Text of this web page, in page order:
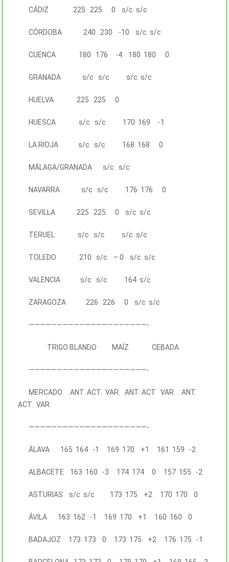
CÁDIZ 225 225 0 s/c s/c
CÓRDOBA 240 230 -10 s/c s/c
CUENCA 180 176 -4 180 180 0
GRANADA s/c s/c s/c s/c
HUELVA 225 225 0
HUESCA s/c s/c 170 169 -1
LA RIOJA s/c s/c 168 168 0
MÁLAGA/GRANADA s/c s/c
NAVARRA s/c s/c 176 176 0
SEVILLA 225 225 0 s/c s/c
TERUEL s/c s/c s/c s/c
TOLEDO 210 s/c – 0 s/c s/c
VALENCIA s/c s/c 164 s/c
ZARAGOZA 226 226 0 s/c s/c
—————————————————————-
TRIGO BLANDO MAÍZ CEBADA
—————————————————————-
MERCADO ANT. ACT. VAR. ANT. ACT VAR. ANT.
ACT. VAR.
—————————————————————-
ÁLAVA 165 164 -1 169 170 +1 161 159 -2
ALBACETE 163 160 -3 174 174 0 157 155 -2
ASTURIAS s/c s/c 173 175 +2 170 170 0
ÁVILA 163 162 -1 169 170 +1 160 160 0
BADAJOZ 173 173 0 173 175 +2 176 175 -1